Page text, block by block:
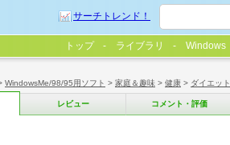
WindowsMe/98/95用ソフト > 家庭＆趣味 > 健康 > ダイエット
レビュー コメント・評価
サーチトレンド！
トップ ライブラリ Windows